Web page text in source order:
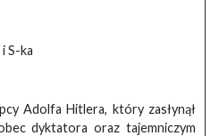
S-ka
Adolfa Hitlera, który zasłynął
dyktatora oraz tajemniczym